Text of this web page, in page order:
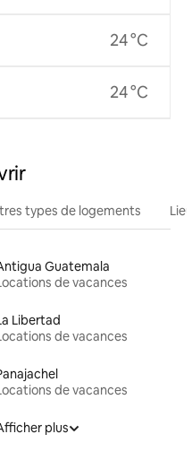
24 °C
24 °C
types de logements
Guatemala
de vacances
Libertad
de vacances
de vacances
plus